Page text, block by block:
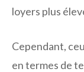
loyers plus
Cependant,
en termes de